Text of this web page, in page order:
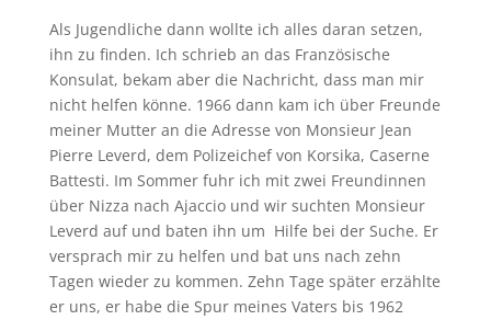
Als Jugendliche dann wollte ich alles daran setzen,
ihn zu finden. Ich schrieb an das Französische
Konsulat, bekam aber die Nachricht, dass man mir
nicht helfen könne. 1966 dann kam ich über Freunde
meiner Mutter an die Adresse von Monsieur Jean
Pierre Leverd, dem Polizeichef von Korsika, Caserne
Battesti. Im Sommer fuhr ich mit zwei Freundinnen
über Nizza nach Ajaccio und wir suchten Monsieur
Leverd auf und baten ihn um Hilfe bei der Suche. Er
versprach mir zu helfen und bat uns nach zehn
Tagen wieder zu kommen. Zehn Tage später erzählte
er uns, er habe die Spur meines Vaters bis 1962